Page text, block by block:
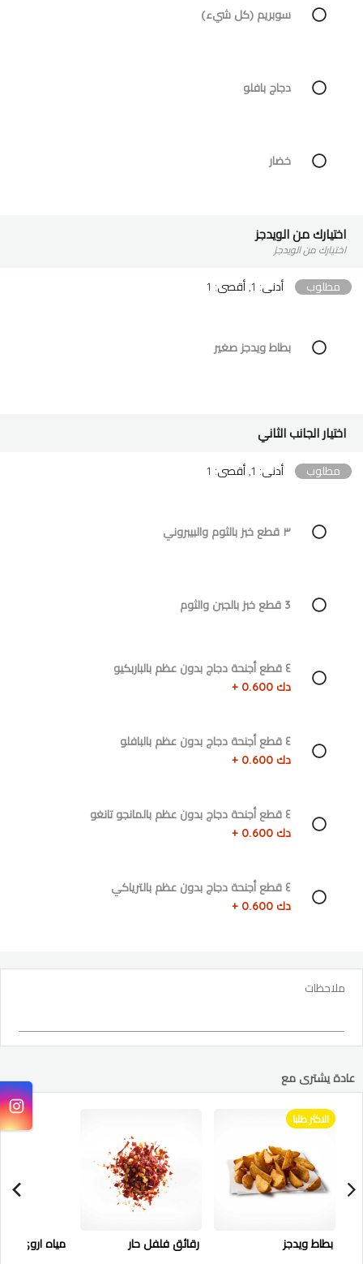
سوبريم (كل شيء)
دجاج بافلو
خضار
اختيارك من الويدجز
اختيارك من الويدجز
مطلوب أدنى: 1, أقصى: 1
بطاط ويدجز صغير
اختيار الجانب الثاني
مطلوب أدنى: 1, أقصى: 1
٣ قطع خبز بالثوم والبيبروني
3 قطع خبز بالجبن والثوم
٤ قطع أجنحة دجاج بدون عظم بالباربكيو
دك 0.600 +
٤ قطع أجنحة دجاج بدون عظم بالبافلو
دك 0.600 +
٤ قطع أجنحة دجاج بدون عظم بالمانجو تانغو
دك 0.600 +
٤ قطع أجنحة دجاج بدون عظم بالترياكي
دك 0.600 +
ملاحظات
عادة يشترى مع
الاكثر طلبا
بطاط ويدجز رقائق فلفل حار مياه اروي